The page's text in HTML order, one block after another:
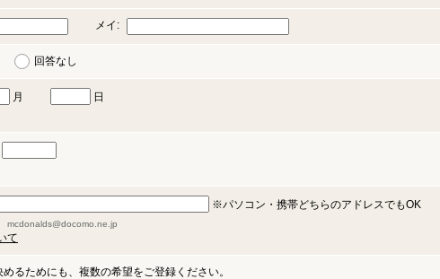
メイ:
回答なし
月 日
※パソコン・携帯どちらのアドレスでもOK
mcdonalds@docomo.ne.jp
て
るためにも、複数の希望をご登録ください。